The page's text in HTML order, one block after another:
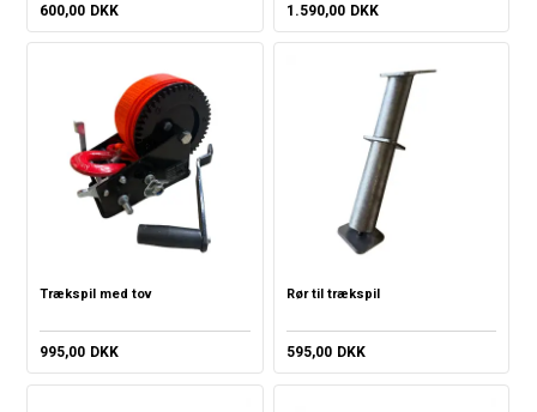
600,00 DKK 1.590,00 DKK
Trækspil med tov
995,00 DKK
Rør til trækspil
595,00 DKK